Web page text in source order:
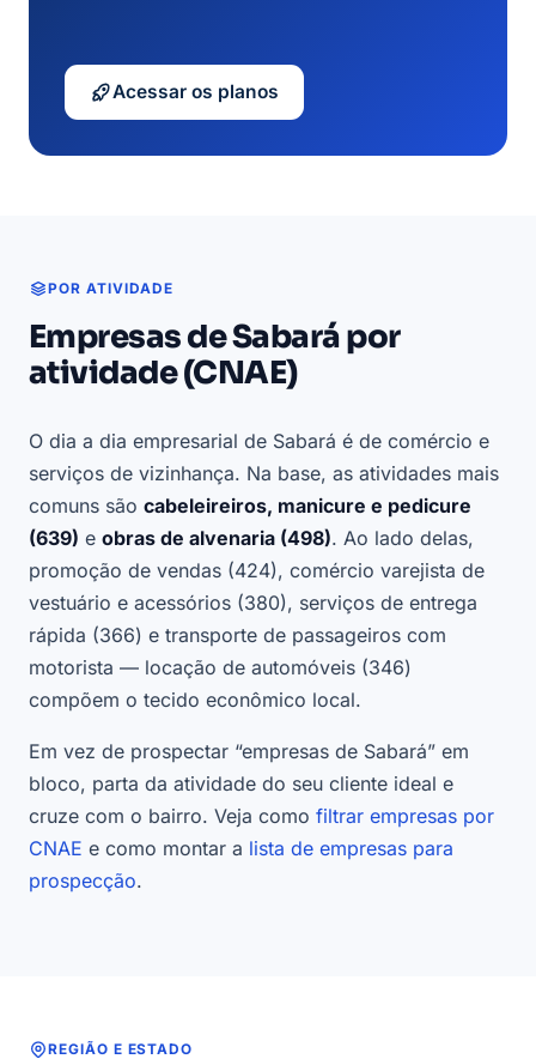
Acessar os planos
POR ATIVIDADE
Empresas de Sabará por
atividade (CNAE)
O dia a dia empresarial de Sabará é de comércio e
serviços de vizinhança. Na base, as atividades mais
comuns são cabeleireiros, manicure e pedicure
(639) e obras de alvenaria (498). Ao lado delas,
promoção de vendas (424), comércio varejista de
vestuário e acessórios (380), serviços de entrega
rápida (366) e transporte de passageiros com
motorista — locação de automóveis (346)
compõem o tecido econômico local.
Em vez de prospectar “empresas de Sabará” em
bloco, parta da atividade do seu cliente ideal e
cruze com o bairro. Veja como filtrar empresas por
CNAE e como montar a lista de empresas para
prospecção.
REGIÃO E ESTADO